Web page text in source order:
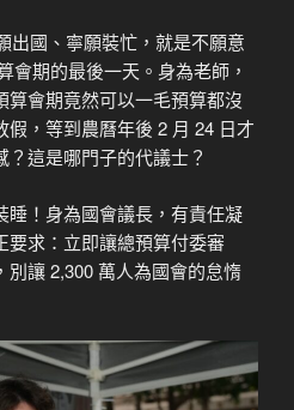
出國、寧願裝忙，就是不願意
會期的最後一天。身為老師，
會期竟然可以一毛預算都沒
，等到農曆年後 2 月 24 日才
這是哪門子的代議士？
睡！身為國會議長，有責任凝
求：立即讓總預算付委審
讓 2,300 萬人為國會的怠惰